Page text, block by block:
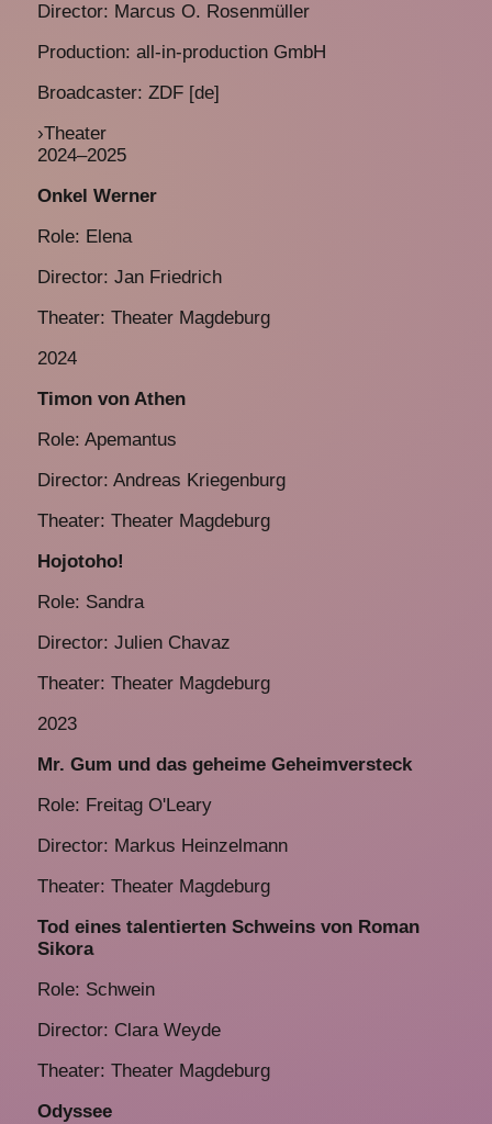
Director: Marcus O. Rosenmüller
Production: all-in-production GmbH
Broadcaster: ZDF [de]
›Theater
2024–2025
Onkel Werner
Role: Elena
Director: Jan Friedrich
Theater: Theater Magdeburg
2024
Timon von Athen
Role: Apemantus
Director: Andreas Kriegenburg
Theater: Theater Magdeburg
Hojotoho!
Role: Sandra
Director: Julien Chavaz
Theater: Theater Magdeburg
2023
Mr. Gum und das geheime Geheimversteck
Role: Freitag O'Leary
Director: Markus Heinzelmann
Theater: Theater Magdeburg
Tod eines talentierten Schweins von Roman
Sikora
Role: Schwein
Director: Clara Weyde
Theater: Theater Magdeburg
Odyssee